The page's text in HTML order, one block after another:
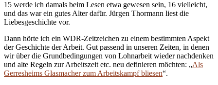
15 werde ich damals beim Lesen etwa gewesen sein, 16 vielleicht,
und das war ein gutes Alter dafür. Jürgen Thormann liest die
Liebesgeschichte vor.
Dann hörte ich ein WDR-Zeitzeichen zu einem bestimmten Aspekt
der Geschichte der Arbeit. Gut passend in unseren Zeiten, in denen
wir über die Grundbedingungen von Lohnarbeit wieder nachdenken
und alte Regeln zur Arbeitszeit etc. neu definieren möchten: „Als
Gerresheims Glasmacher zum Arbeitskampf bliesen“.